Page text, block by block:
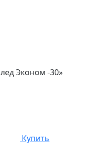
Эконом -30»
Купить